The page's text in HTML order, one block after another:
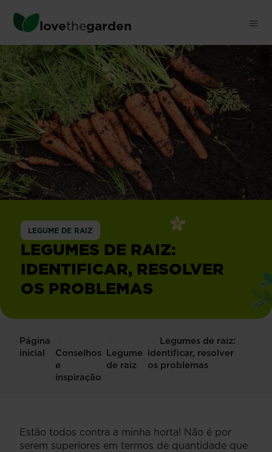
conteúdo
principallovethegarden
LEGUME DE RAIZ
LEGUMES DE RAIZ:
IDENTIFICAR, RESOLVER
OS PROBLEMAS
Página
inicial
Conselhos
e
inspiração
Legume
de raiz
Legumes de raiz:
identificar, resolver
os problemas
Estão todos contra a minha horta! Não é por
serem superiores em termos de quantidade que